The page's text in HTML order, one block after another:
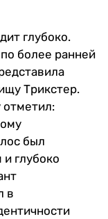
глубоко.
более ранней
Трикстер.
был
глубоко
в